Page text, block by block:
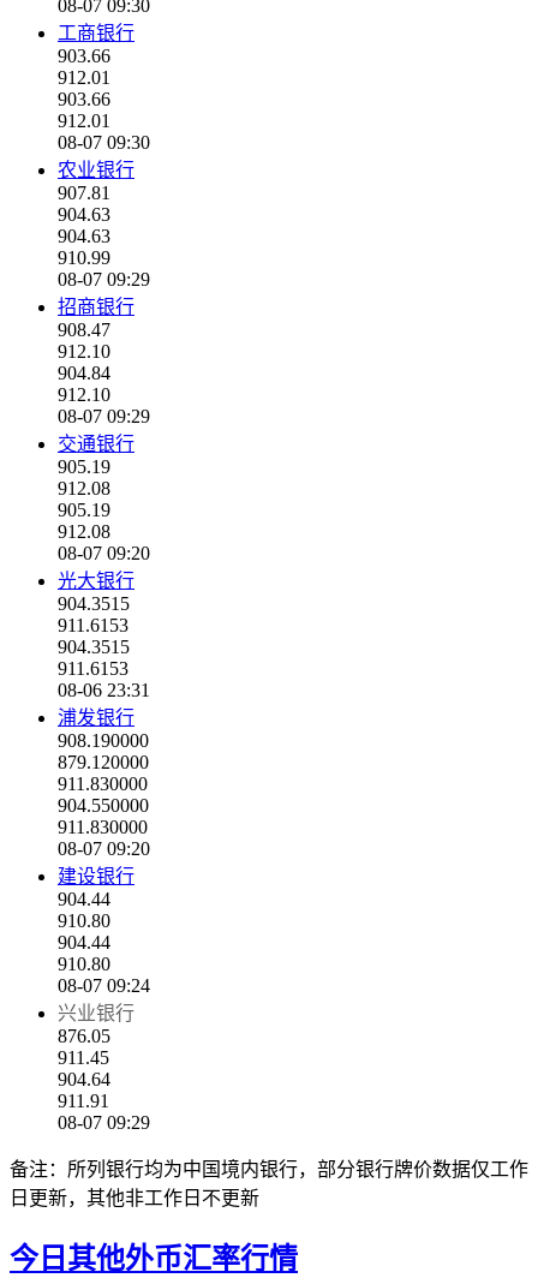
08-07 09:30
工商银行
903.66
912.01
903.66
912.01
08-07 09:30
农业银行
907.81
904.63
904.63
910.99
08-07 09:29
招商银行
908.47
912.10
904.84
912.10
08-07 09:29
交通银行
905.19
912.08
905.19
912.08
08-07 09:20
光大银行
904.3515
911.6153
904.3515
911.6153
08-06 23:31
浦发银行
908.190000
879.120000
911.830000
904.550000
911.830000
08-07 09:20
建设银行
904.44
910.80
904.44
910.80
08-07 09:24
兴业银行
876.05
911.45
904.64
911.91
08-07 09:29
备注：所列银行均为中国境内银行，部分银行牌价数据仅工作
日更新，其他非工作日不更新
今日其他外币汇率行情